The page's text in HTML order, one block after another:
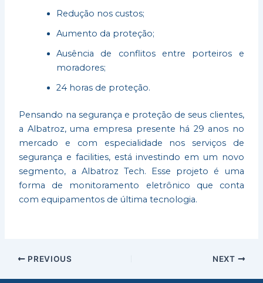
Redução nos custos;
Aumento da proteção;
Ausência de conflitos entre porteiros e
moradores;
24 horas de proteção.
Pensando na segurança e proteção de seus clientes,
a Albatroz, uma empresa presente há 29 anos no
mercado e com especialidade nos serviços de
segurança e facilities, está investindo em um novo
segmento, a Albatroz Tech. Esse projeto é uma
forma de monitoramento eletrônico que conta
com equipamentos de última tecnologia.
PREVIOUS NEXT